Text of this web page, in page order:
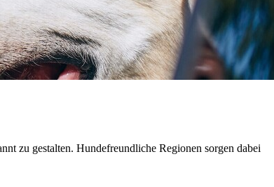
zu gestalten. Hundefreundliche Regionen sorgen dabei